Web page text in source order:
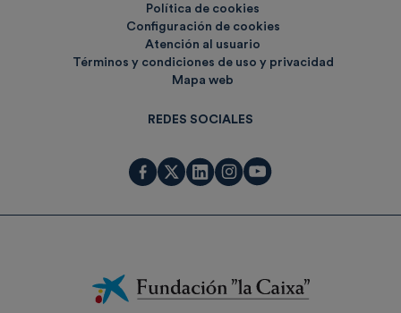
Política de cookies
Configuración de cookies
Atención al usuario
Términos y condiciones de uso y privacidad
Mapa web
REDES SOCIALES
Fundación
La